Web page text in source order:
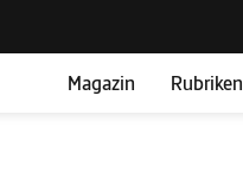
Magazin Rubriken